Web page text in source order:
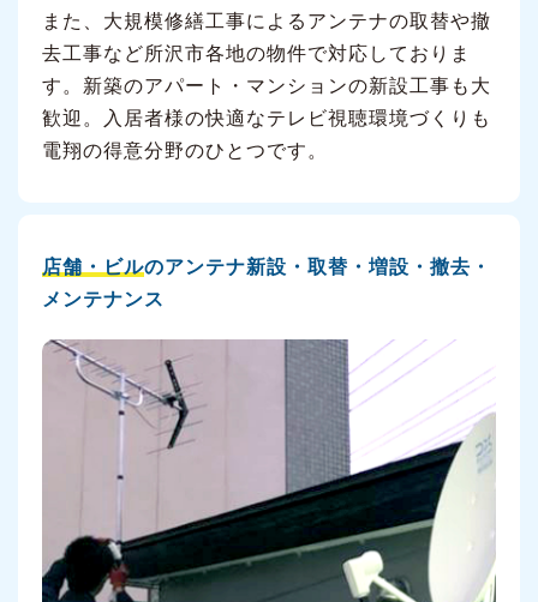
また、大規模修繕工事によるアンテナの取替や撤
去工事など所沢市各地の物件で対応しておりま
す。新築のアパート・マンションの新設工事も大
歓迎。入居者様の快適なテレビ視聴環境づくりも
電翔の得意分野のひとつです。
店舗・ビルのアンテナ新設・取替・増設・撤去・
メンテナンス